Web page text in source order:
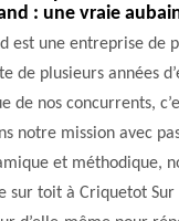
: une vraie
est une entreprise de
de plusieurs années
de nos concurrents,
notre mission avec
et méthodique,
sur toit à Criquetot